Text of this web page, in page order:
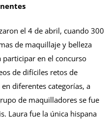
el 4 de abril, cuando 300
de maquillaje y belleza
en el concurso
de difíciles retos de
diferentes categorías, a
de maquilladores se fue
Laura fue la única hispana